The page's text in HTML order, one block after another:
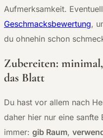
Aufmerksamkeit.
Geschmacksbewertung,
du ohnehin schon
Zubereiten:
das Blatt
Du hast vor allem nach
daher hier nur eine sanfte
immer: gib Raum,